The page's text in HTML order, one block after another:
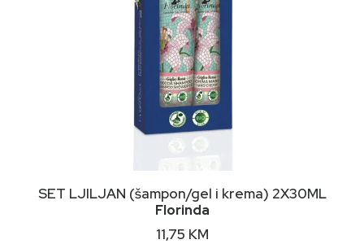
DODAJ U KORPU
SET LJILJAN (šampon/gel i krema) 2X30ML
Florinda
11,75 KM